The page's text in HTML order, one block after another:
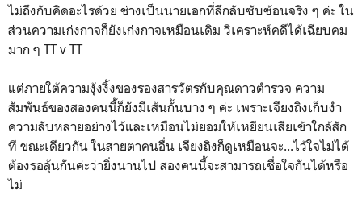
ไม่ถึงกับคิดอะไรด้วย ช่างเป็นนายเอกที่ลึกลับซับซ้อนจริง ๆ ค่ะ ใน
ส่วนความเก่งกาจก็ยังเก่งกาจเหมือนเดิม วิเคราะห์คดีได้เฉียบคม
มาก ๆ TT v TT
แต่ภายใต้ความงุ้งงิ้งของรองสารวัตรกับคุณดาวตำรวจ ความ
สัมพันธ์ของสองคนนี้ก็ยังมีเส้นกั้นบาง ๆ ค่ะ เพราะเจียงถิงเก็บงำ
ความลับหลายอย่างไว้และเหมือนไม่ยอมให้เหยียนเสียเข้าใกล้สัก
ที ขณะเดียวกัน ในสายตาคนอื่น เจียงถิงก็ดูเหมือนจะ...ไว้ใจไม่ได้
ต้องรอลุ้นกันค่ะว่ายิ่งนานไป สองคนนี้จะสามารถเชื่อใจกันได้หรือ
ไม่